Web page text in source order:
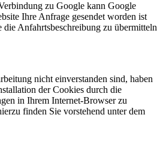
zu Google kann Google
Ihre Anfrage gesendet worden ist
die Anfahrtsbeschreibung zu übermitteln
nicht einverstanden sind, haben
der Cookies durch die
in Ihrem Internet-Browser zu
finden Sie vorstehend unter dem